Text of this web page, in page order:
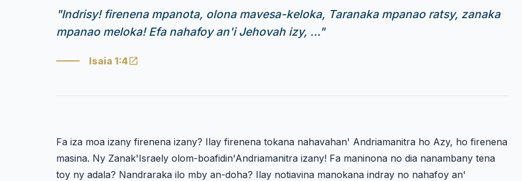
"Indrisy! firenena mpanota, olona mavesa-keloka, Taranaka mpanao ratsy, zanaka
mpanao meloka! Efa nahafoy an'i Jehovah izy, ..."
Isaia 1:4
Fa iza moa izany firenena izany? Ilay firenena tokana nahavahan' Andriamanitra ho Azy, ho firenena
masina. Ny Zanak'Israely olom-boafidin'Andriamanitra izany! Fa maninona no dia nanambany tena
toy ny adala? Nandraraka ilo mby an-doha? Ilay notiavina manokana indray no nahafoy an'